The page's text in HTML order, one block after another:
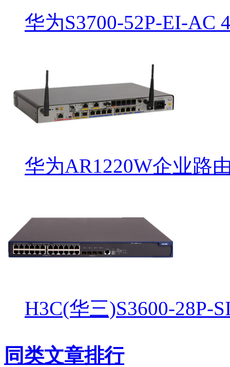
华为S3700-52P-EI-AC
华为AR1220W企业路
H3C(华三)S3600-28P-
同类文章排行